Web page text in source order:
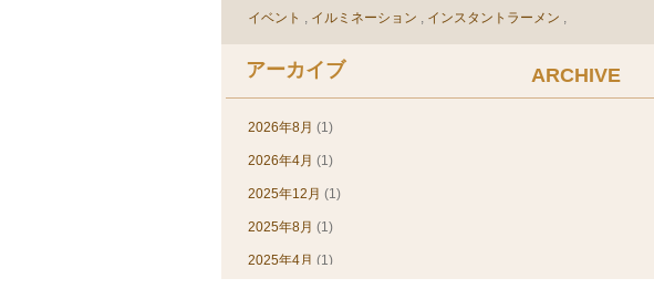
ビニール加工(30)
ブックカバー(54)
ブックカバー(60)
ブルー(1)
レビュー(23)
免許証ケース(12)
イベント
イルミネーション
インスタントラーメン
オリジナル
オリジナル、車検証ケース、印刷
オリジナルカバー
オリジナルブックカバー
オリジナル手帳
オリジナル手帳カバー
オリジナル手帳製作
オリジナル，オーダー，ブックカバー
オーダーメイド
オーダーメイド手帳カバー
カンボジア
カードケース
クリア
クリスマス クリスマスプレゼント
アーカイブ ARCHIVE
2026年8月 (1)
2026年4月 (1)
2025年12月 (1)
2025年8月 (1)
2025年4月 (1)